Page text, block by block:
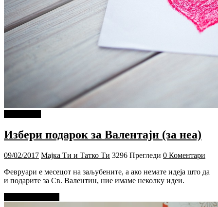
Избери подарок за Валентајн (за неа)
09/02/2017 Мајка Ти и Татко Ти 3296 Прегледи 0 Коментари
Февруари е месецот на заљубените, а ако немате идеја што да
и подарите за Св. Валентин, ние имаме неколку идеи.